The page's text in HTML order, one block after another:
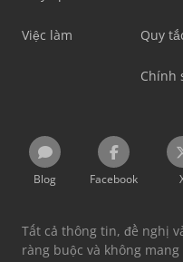
Việc làm Quy
Chính
Blog Facebook
Tất cả thông tin, đề nghị
ràng buộc và không